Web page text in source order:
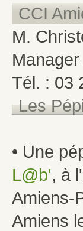
CCI
M.
Tél. : 03
Les
• Une
L@b', à
Amiens-
Amiens